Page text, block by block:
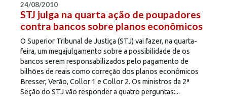
24/08/2010
STJ julga na quarta ação de poupadores
contra bancos sobre planos econômicos
O Superior Tribunal de Justiça (STJ) vai fazer, na quarta-
feira, um megajulgamento sobre a possibilidade de os
bancos serem responsabilizados pelo pagamento de
bilhões de reais como correção dos planos econômicos
Bresser, Verão, Collor 1 e Collor 2. Os ministros da 2ª
Seção do STJ vão responder a quatro perguntas:...